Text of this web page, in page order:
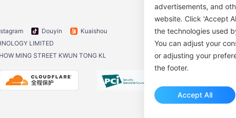
Douyin
Kuaishou
LIMITED
MING STREET KWUN TONG KL
advertisements, and
website. Click 'Accept
the technologies used
You can adjust your
or adjusting your
the footer.
Accept All